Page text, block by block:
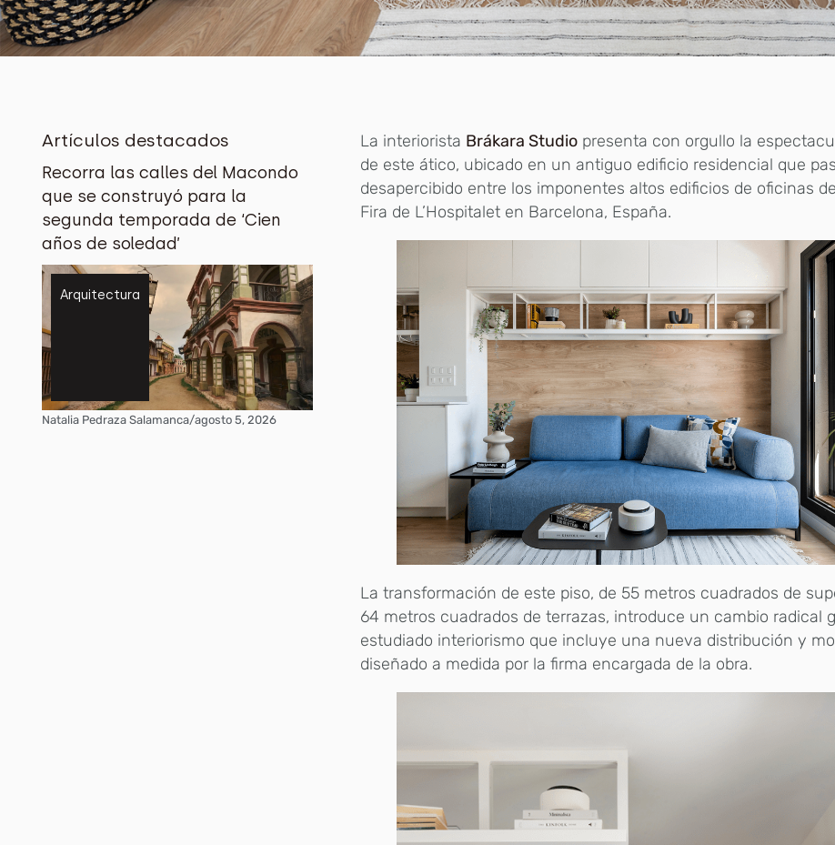
Artículos destacados
Recorra las calles del Macondo
que se construyó para la
segunda temporada de ‘Cien
años de soledad’
Arquitectura
Natalia Pedraza Salamanca/agosto 5, 2026
La interiorista Brákara Studio presenta con orgullo la
de este ático, ubicado en un antiguo edificio residencial que
desapercibido entre los imponentes altos edificios de oficinas
Fira de L’Hospitalet en Barcelona, España.
La transformación de este piso, de 55 metros cuadrados de
64 metros cuadrados de terrazas, introduce un cambio radical
estudiado interiorismo que incluye una nueva distribución y
diseñado a medida por la firma encargada de la obra.